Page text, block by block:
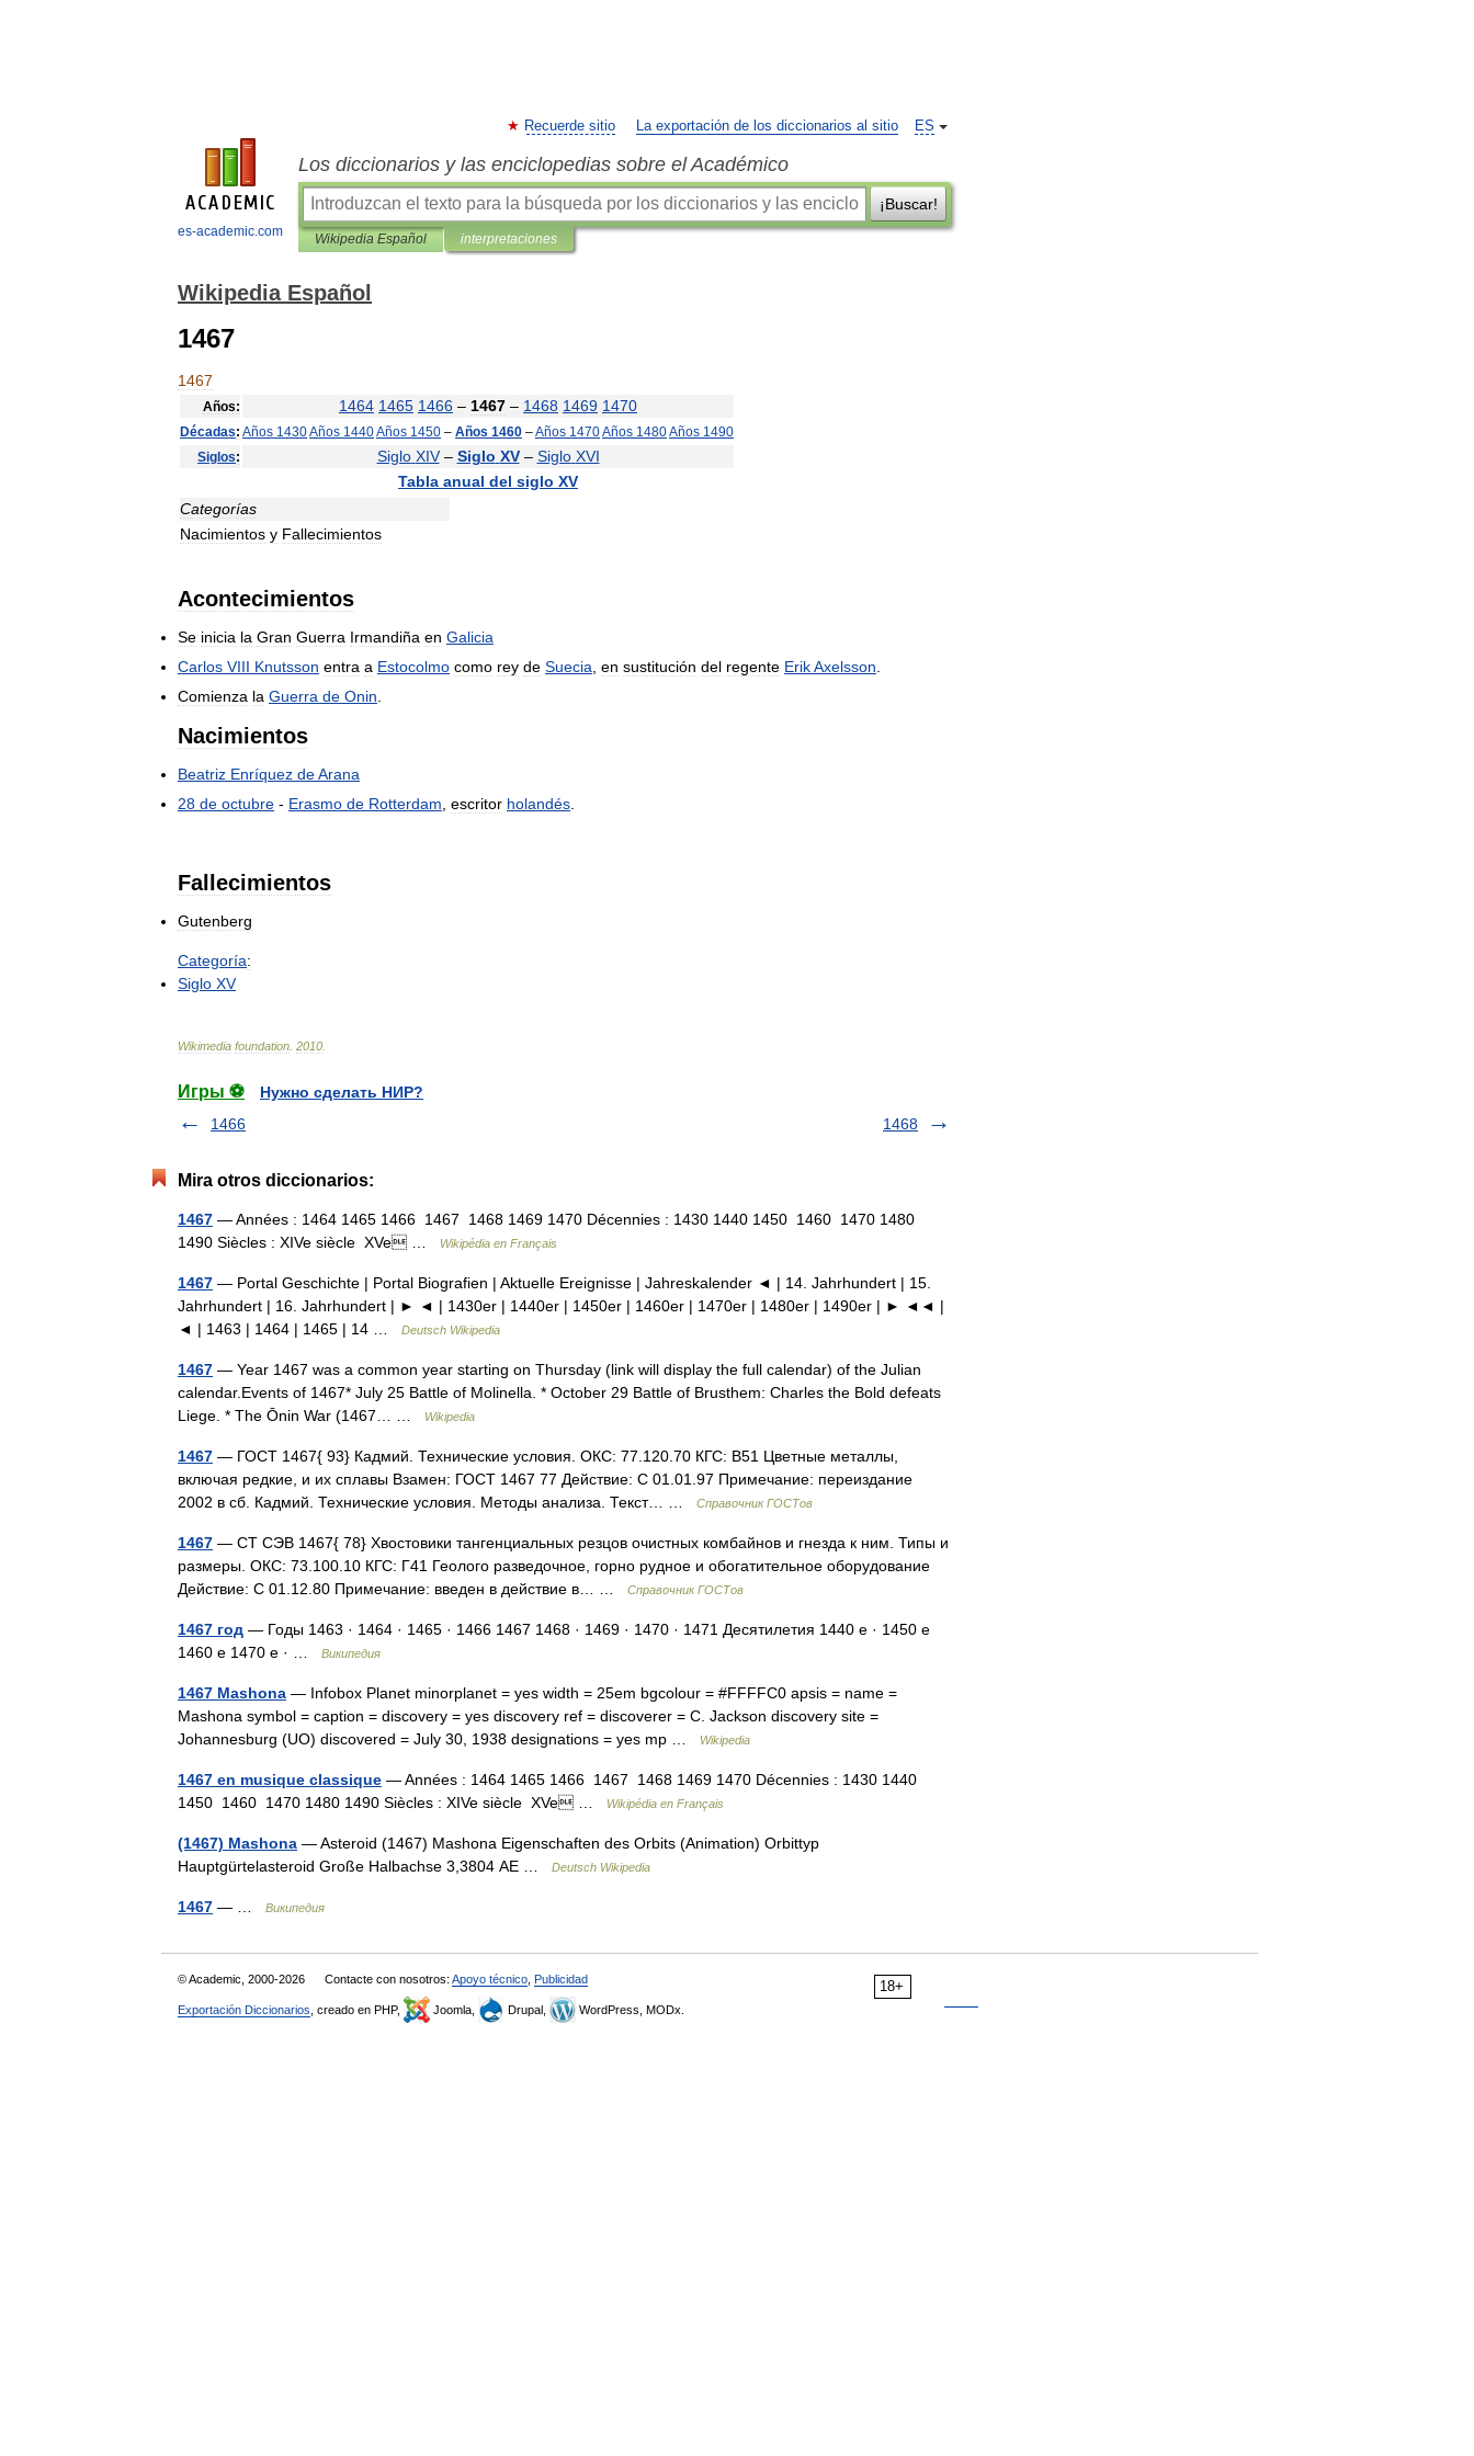
es-academic.com
ES
Recuerde sitio La exportación de los diccionarios al sitio
Los diccionarios y las enciclopedias sobre el Académico
¡Buscar!
Wikipedia Español interpretaciones
Wikipedia Español
1467
1467
Años: 1464 1465 1466 – 1467 – 1468 1469 1470
Décadas: Años 1430Años 1440Años 1450 – Años 1460 –Años 1470Años 1480Años 1490
Siglos: Siglo XIV– Siglo XV– Siglo XVI
Tabla anual del siglo XV
Categorías
Nacimientos y Fallecimientos
Acontecimientos
Se inicia la Gran Guerra Irmandiña en Galicia
Carlos VIII Knutsson entra a Estocolmo como rey de Suecia en sustitución del regente ErikAxelsson
Comienza la Guerra de Onin
Nacimientos
Beatriz Enríquez deArana
28 de octubre - Erasmo de Rotterdam escritor holandés
Fallecimientos
Gutenberg
Categoría:
Siglo XV
Wikimedia foundation 2010
Игры ⚽
Нужно сделать НИР?
1466
1468
Mira otros diccionarios:
1467 — Années : 1464 1465 1466 1467 1468 1469 1470 Décennies : 1430 1440 1450 1460 1470 1480
1490 Siècles : XIVe siècle XVe …
Wikipédia en Français
1467 — Portal Geschichte | Portal Biografien | Aktuelle Ereignisse | Jahreskalender ◄ | 14. Jahrhundert | 15.
Jahrhundert | 16. Jahrhundert | ► ◄ | 1430er | 1440er | 1450er | 1460er | 1470er | 1480er | 1490er | ► ◄◄ |
◄ | 1463 | 1464 | 1465 | 14 …
Deutsch Wikipedia
1467 — Year 1467 was a common year starting on Thursday (link will display the full calendar) of the Julian
calendar.Events of 1467* July 25 Battle of Molinella. * October 29 Battle of Brusthem: Charles the Bold defeats
Liege. * The Ōnin War (1467… …
Wikipedia
1467 — ГОСТ 1467{ 93} Кадмий. Технические условия. ОКС: 77.120.70 КГС: В51 Цветные металлы,
включая редкие, и их сплавы Взамен: ГОСТ 1467 77 Действие: С 01.01.97 Примечание: переиздание
2002 в сб. Кадмий. Технические условия. Методы анализа. Текст… …
Справочник ГОСТов
1467 — СТ СЭВ 1467{ 78} Хвостовики тангенциальных резцов очистных комбайнов и гнезда к ним. Типы и
размеры. ОКС: 73.100.10 КГС: Г41 Геолого разведочное, горно рудное и обогатительное оборудование
Действие: С 01.12.80 Примечание: введен в действие в… …
Справочник ГОСТов
1467 год — Годы 1463 · 1464 · 1465 · 1466 1467 1468 · 1469 · 1470 · 1471 Десятилетия 1440 е · 1450 е
1460 е 1470 е · …
Википедия
1467 Mashona — Infobox Planet minorplanet = yes width = 25em bgcolour = #FFFFC0 apsis = name =
Mashona symbol = caption = discovery = yes discovery ref = discoverer = C. Jackson discovery site =
Johannesburg (UO) discovered = July 30, 1938 designations = yes mp …
Wikipedia
1467 en musique classique — Années : 1464 1465 1466 1467 1468 1469 1470 Décennies : 1430 1440
1450 1460 1470 1480 1490 Siècles : XIVe siècle XVe …
Wikipédia en Français
(1467) Mashona — Asteroid (1467) Mashona Eigenschaften des Orbits (Animation) Orbittyp
Hauptgürtelasteroid Große Halbachse 3,3804 AE …
Deutsch Wikipedia
1467 — … Википедия
18+
© Academic, 2000-2026 Contacte con nosotros: Apoyo técnico Publicidad
Exportación Diccionarios , creado en PHP, Joomla, Drupal, WordPress, MODx.